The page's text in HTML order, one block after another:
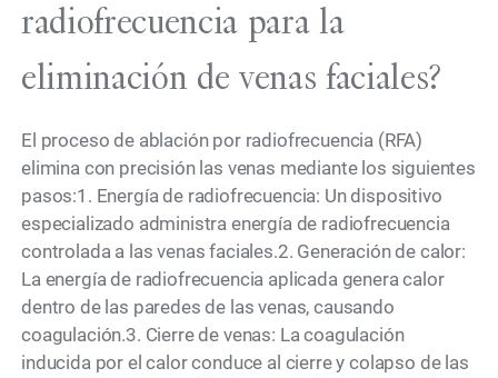
radiofrecuencia para la
eliminación de venas faciales?
El proceso de ablación por radiofrecuencia (RFA)
elimina con precisión las venas mediante los siguientes
pasos:1. Energía de radiofrecuencia: Un dispositivo
especializado administra energía de radiofrecuencia
controlada a las venas faciales.2. Generación de calor:
La energía de radiofrecuencia aplicada genera calor
dentro de las paredes de las venas, causando
coagulación.3. Cierre de venas: La coagulación
inducida por el calor conduce al cierre y colapso de las